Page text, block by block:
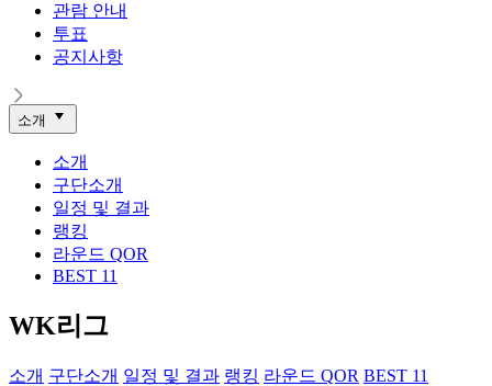
관람 안내
투표
공지사항
소개
소개
구단소개
일정 및 결과
랭킹
라운드 QOR
BEST 11
WK리그
소개 구단소개 일정 및 결과 랭킹 라운드 QOR BEST 11